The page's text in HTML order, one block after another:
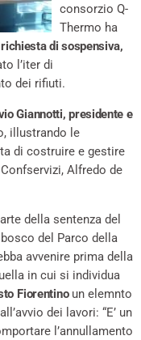
consorzio Q-
Thermo ha
di sospensiva,
l’iter di
dei rifiuti.
Giannotti, presidente e
illustrando le
di costruire e gestire
Alfredo de
della sentenza del
del Parco della
avvenire prima della
in cui si individua
Fiorentinoun elemnto
dei lavori: “E’ un
l’annullamento